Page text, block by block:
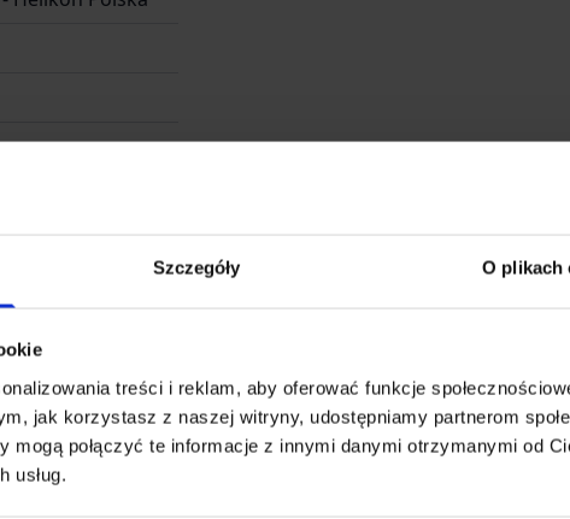
Szczegóły O plikach
treści i reklam, aby oferować funkcje
jak korzystasz z naszej witryny, udostępniamy partnerom
mogą połączyć te informacje z innymi danymi otrzymanymi od
usług.